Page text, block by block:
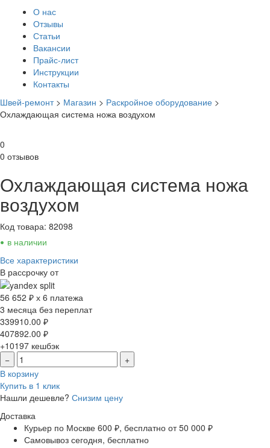
О нас
Отзывы
Статьи
Вакансии
Прайс-лист
Инструкции
Контакты
Швей-ремонт> Магазин > Раскройное оборудование >
Охлаждающая система ножа воздухом
0
0 отзывов
Охлаждающая система ножа
воздухом
Код товара: 82098
• в наличии
Все характеристики
В рассрочку от
56 652 ₽ х 6 платежа
3 месяца без переплат
339910.00 ₽
407892.00 ₽
+10197 кешбэк
−
+
В корзину
Купить в 1 клик
Нашли дешевле? Снизим цену
Доставка
Курьер по Москве 600 ₽, бесплатно от 50 000 ₽
Самовывоз сегодня, бесплатно